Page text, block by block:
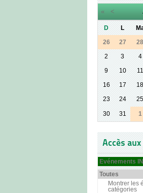
« <
D L
26
27 28
2
3 4
9
10 11
16
17 18
23
24 25
30 31 1
Accès
Evénements
Toutes
Montrer les
catégories